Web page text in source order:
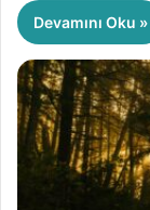
Devamını Oku »